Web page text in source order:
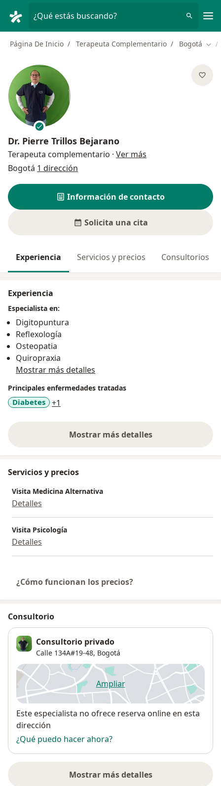
¿Qué estás buscando?
Página De Inicio Terapeuta Complementario Bogotá
Dr. Pierre Trillos Bejarano
Terapeuta complementario · Ver más
Bogotá 1 dirección
Información de contacto
Solicita una cita
Experiencia Servicios y precios Consultorios
Experiencia
Especialista en:
Digitopuntura
Reflexología
Osteopatia
Quiropraxia
Mostrar más detalles
Principales enfermedades tratadas
Diabetes +1
Mostrar más detalles
sobre la experiencia
Servicios y precios
Visita Medicina Alternativa
Detalles
Visita Psicología
Detalles
¿Cómo funcionan los precios?
Consultorio
Consultorio privado
Calle 134A#19-48, Bogotá
Ampliarse abre en una nueva
Disponibilidad
Este especialista no ofrece reserva online en esta
dirección
¿Qué puedo hacer ahora?
Mostrar más detalles
sobre la dirección